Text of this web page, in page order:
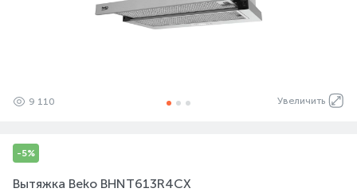
Увеличить
9 110
-5%
Вытяжка Beko BHNT613R4CX